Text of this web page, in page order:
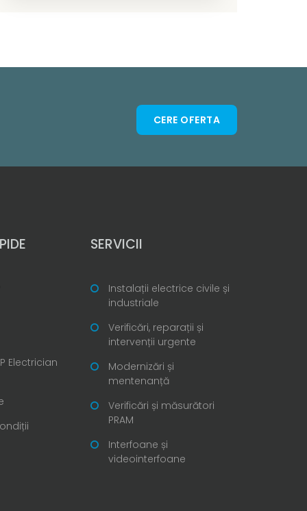
CERE OFERTA
Electrician
SERVICII
Instalații electrice civile și
industriale
Verificări, reparații și
intervenții urgente
Modernizări și
mentenanță
Verificări și măsurători
PRAM
Interfoane și
videointerfoane